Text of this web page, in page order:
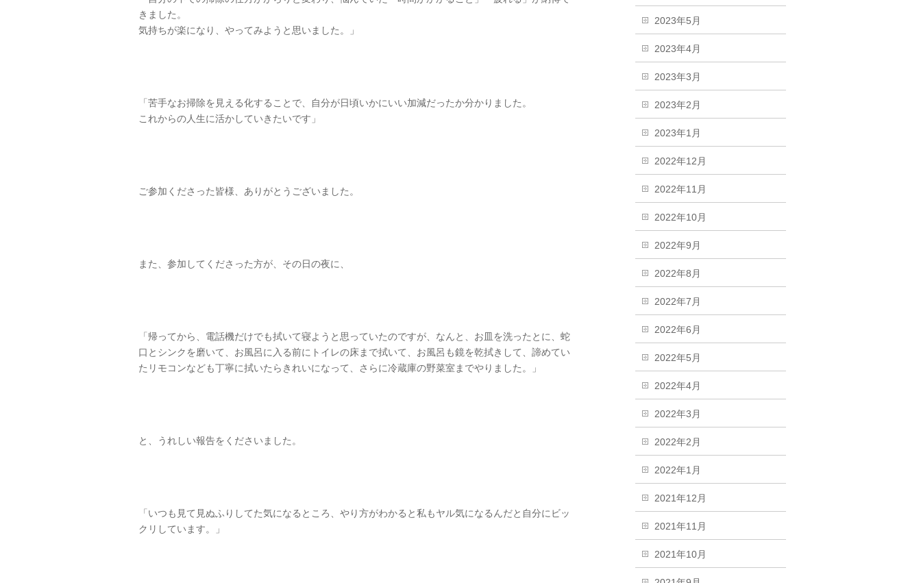
きました。
気持ちが楽になり、やってみようと思いました。」
「苦手なお掃除を見える化することで、自分が日頃いかにいい加減だったか分かりました。
これからの人生に活かしていきたいです」
ご参加くださった皆様、ありがとうございました。
また、参加してくださった方が、その日の夜に、
「帰ってから、電話機だけでも拭いて寝ようと思っていたのですが、なんと、お皿を洗ったとに、蛇
口とシンクを磨いて、お風呂に入る前にトイレの床まで拭いて、お風呂も鏡を乾拭きして、諦めてい
たリモコンなども丁寧に拭いたらきれいになって、さらに冷蔵庫の野菜室までやりました。」
と、うれしい報告をくださいました。
「いつも見て見ぬふりしてた気になるところ、やり方がわかると私もヤル気になるんだと自分にビッ
クリしています。」
2023年5月
2023年4月
2023年3月
2023年2月
2023年1月
2022年12月
2022年11月
2022年10月
2022年9月
2022年8月
2022年7月
2022年6月
2022年5月
2022年4月
2022年3月
2022年2月
2022年1月
2021年12月
2021年11月
2021年10月